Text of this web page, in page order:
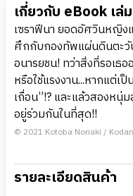
เกี่ยวกับ eBook เล่
เซราฟีนา ยอดอัศวินหญิ
ศึกกับกองทัพแผ่นดินตะวั
อนารยชน! ทว่าสิ่งที่รอเธอ
หรือใช้แรงงาน...หากแต่เ
เถื่อน”!? และแล้วสองหนุ่
อยู่ร่วมกันในที่สุด!!
© 2021 Kotoba Noriaki /
รายละเอียดสินค้า